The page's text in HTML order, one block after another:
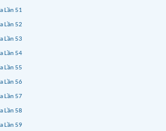
Lần 51
Lần 52
Lần 53
Lần 54
Lần 55
Lần 56
Lần 57
Lần 58
Lần 59